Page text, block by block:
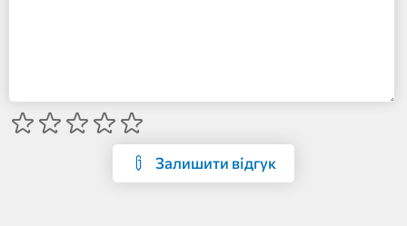
Залишити відгук